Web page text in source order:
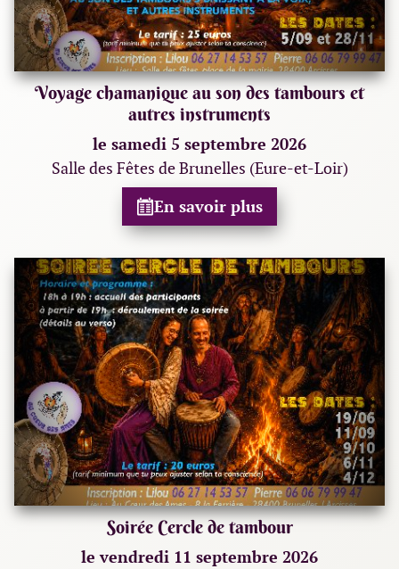
Voyage chamanique au son des tambours et
autres instruments
le samedi 5 septembre 2026
Salle des Fêtes de Brunelles (Eure-et-Loir)
En savoir plus
Soirée Cercle de tambour
le vendredi 11 septembre 2026